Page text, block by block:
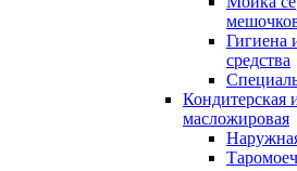
Гигиена
средства
Кондитерская
масложировая